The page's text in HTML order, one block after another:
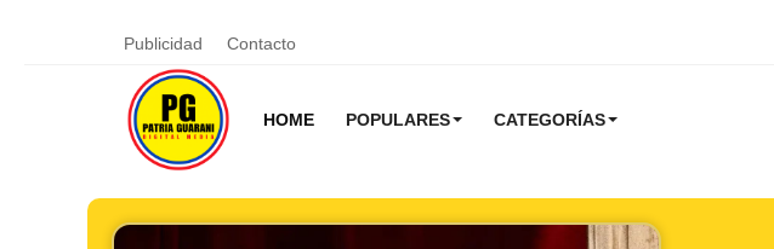
Publicidad Contacto
HOME POPULARES CATEGORÍAS